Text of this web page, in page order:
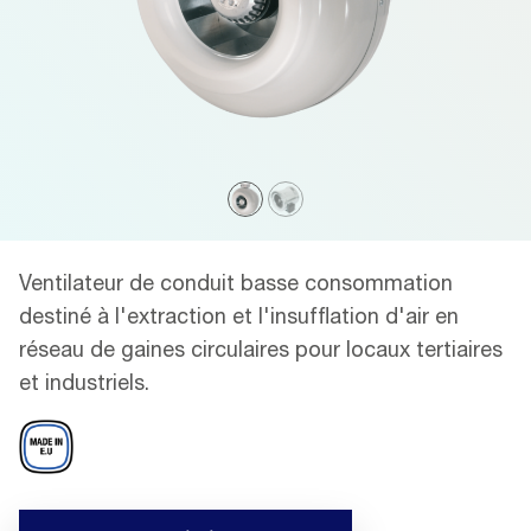
Ventilateur de conduit basse consommation
destiné à l'extraction et l'insufflation d'air en
réseau de gaines circulaires pour locaux tertiaires
et industriels.